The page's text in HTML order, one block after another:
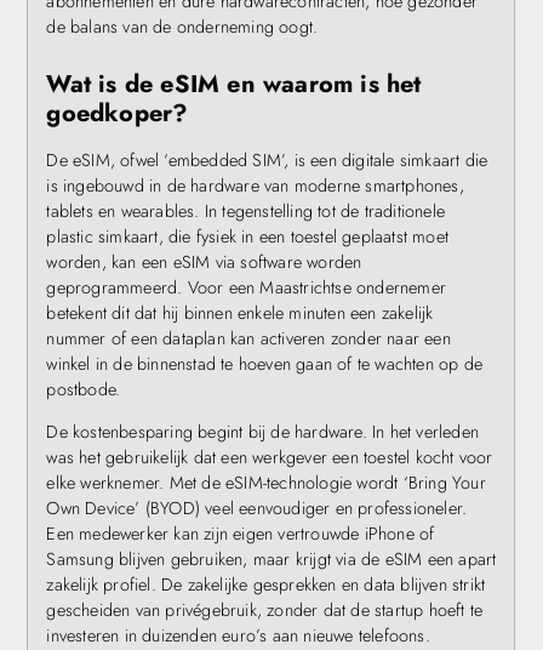
de balans van de onderneming oogt.
Wat is de eSIM en waarom is het
goedkoper?
De eSIM, ofwel ‘embedded SIM’, is een digitale simkaart die
is ingebouwd in de hardware van moderne smartphones,
tablets en wearables. In tegenstelling tot de traditionele
plastic simkaart, die fysiek in een toestel geplaatst moet
worden, kan een eSIM via software worden
geprogrammeerd. Voor een Maastrichtse ondernemer
betekent dit dat hij binnen enkele minuten een zakelijk
nummer of een dataplan kan activeren zonder naar een
winkel in de binnenstad te hoeven gaan of te wachten op de
postbode.
De kostenbesparing begint bij de hardware. In het verleden
was het gebruikelijk dat een werkgever een toestel kocht voor
elke werknemer. Met de eSIM-technologie wordt ‘Bring Your
Own Device’ (BYOD) veel eenvoudiger en professioneler.
Een medewerker kan zijn eigen vertrouwde iPhone of
Samsung blijven gebruiken, maar krijgt via de eSIM een apart
zakelijk profiel. De zakelijke gesprekken en data blijven strikt
gescheiden van privégebruik, zonder dat de startup hoeft te
investeren in duizenden euro’s aan nieuwe telefoons.